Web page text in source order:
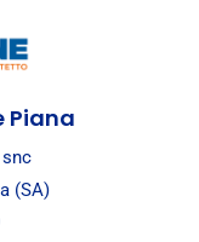
Piana
snc
(SA)